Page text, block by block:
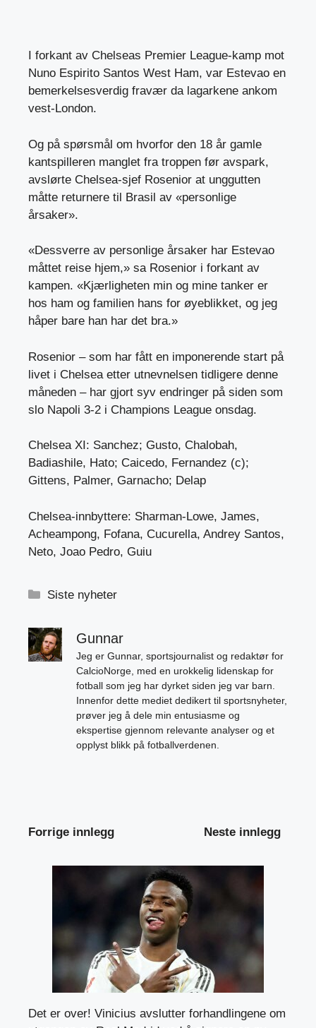
I forkant av Chelseas Premier League-kamp mot
Nuno Espirito Santos West Ham, var Estevao en
bemerkelsesverdig fravær da lagarkene ankom
vest-London.
Og på spørsmål om hvorfor den 18 år gamle
kantspilleren manglet fra troppen før avspark,
avslørte Chelsea-sjef Rosenior at unggutten
måtte returnere til Brasil av «personlige
årsaker».
«Dessverre av personlige årsaker har Estevao
måttet reise hjem,» sa Rosenior i forkant av
kampen. «Kjærligheten min og mine tanker er
hos ham og familien hans for øyeblikket, og jeg
håper bare han har det bra.»
Rosenior – som har fått en imponerende start på
livet i Chelsea etter utnevnelsen tidligere denne
måneden – har gjort syv endringer på siden som
slo Napoli 3-2 i Champions League onsdag.
Chelsea XI: Sanchez; Gusto, Chalobah,
Badiashile, Hato; Caicedo, Fernandez (c);
Gittens, Palmer, Garnacho; Delap
Chelsea-innbyttere: Sharman-Lowe, James,
Acheampong, Fofana, Cucurella, Andrey Santos,
Neto, Joao Pedro, Guiu
Kategorier
Siste nyheter
Gunnar
Jeg er Gunnar, sportsjournalist og redaktør for
CalcioNorge, med en urokkelig lidenskap for
fotball som jeg har dyrket siden jeg var barn.
Innenfor dette mediet dedikert til sportsnyheter,
prøver jeg å dele min entusiasme og
ekspertise gjennom relevante analyser og et
opplyst blikk på fotballverdenen.
Forrige innlegg Neste innlegg
Det er over! Vinicius avslutter forhandlingene om